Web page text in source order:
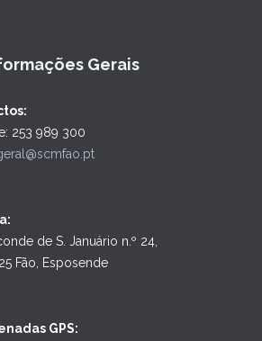
Gerais
253 989 300
de S. Januário n.º 24,
Fão, Esposende
GPS: